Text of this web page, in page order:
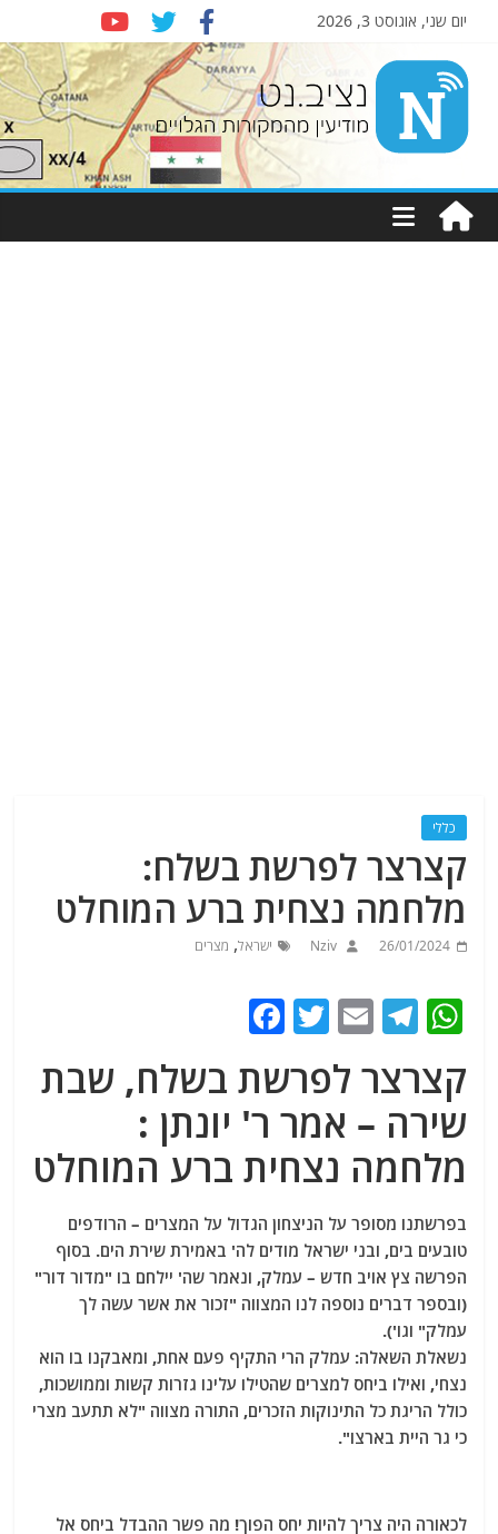
יום שני, אוגוסט 3, 2026
Nziv.net
מודיעין
מהמקורות
כללי
קצרצר לפרשת בשלח:
מלחמה נצחית ברע המוחלט
26/01/2024
Nziv ישראל, מצרים
W
at
s
A
p
p
T
e
g
ra
m
E
m
ai
l
T
itt
er
c
e
b
o
o
k
קצרצר לפרשת בשלח, שבת
שירה – אמר ר' יונתן :
מלחמה נצחית ברע המוחלט
בפרשתנו מסופר על הניצחון הגדול על המצרים – הרודפים
טובעים בים, ובני ישראל מודים לה' באמירת שירת הים. בסוף
הפרשה צץ אויב חדש – עמלק, ונאמר שה' יילחם בו "מדֹור דֹור"
(ובספר דברים נוספה לנו המצווה "זכור את אשר עשה לך
עמלק" וגו').
נשאלת השאלה: עמלק הרי התקיף פעם אחת, ומאבקנו בו הוא
נצחי, ואילו ביחס למצרים שהטילו עלינו גזרות קשות וממושכות,
כולל הריגת כל התינוקות הזכרים, התורה מצווה "לא תתעב מצרי
כי גר היית בארצו".
לכאורה היה צריך להיות יחס הפוך! מה פשר ההבדל ביחס אל